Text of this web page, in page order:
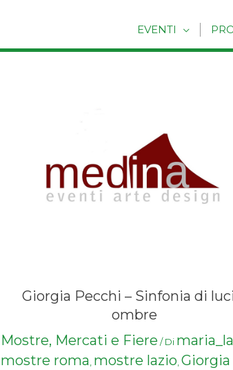
EVENTI
Giorgia Pecchi – Sinfonia di
ombre
Mostre, Mercati e Fiere / Di
mostre roma, mostre lazio,Giorgia